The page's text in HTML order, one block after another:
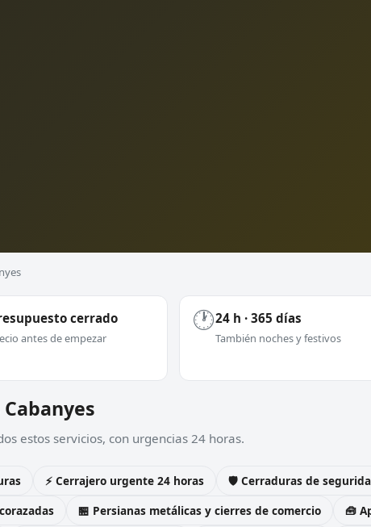
cerrado
antes de empezar
🕐24 h · 365 días
También noches y festivos
estos servicios, con urgencias 24 horas.
⚡ Cerrajero urgente 24 horas 🛡️ Cerraduras de
🏪 Persianas metálicas y cierres de comercio
🧰